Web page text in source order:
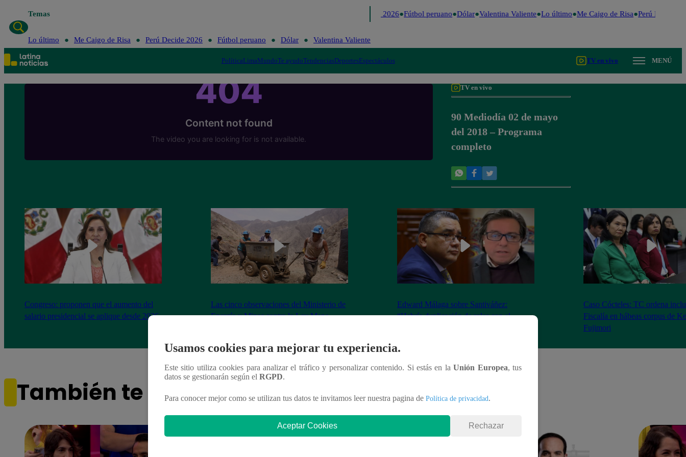
Temas Perú Decide 2026 Fútbol peruano Dólar Valentina Valiente Lo último Me Caigo de Risa Perú Decide
Lo último Me Caigo de Risa Perú Decide 2026 Fútbol peruano Dólar Valentina Valiente
PolíticaLimaMundoTe ayudoTendenciasDeportesEspectáculos TV en vivo MENÚ
TV en vivo
90 Mediodía 02 de mayo
del 2018 – Programa
completo
Congreso: proponen que el aumento del
salario presidencial se aplique desde 2026
Las cinco observaciones del Ministerio de
Energía y Minas contra la Ley Mape
Edward Málaga sobre Santiváñez:
“Habría duplicación de roles con el
Caso Cócteles: TC ordena
Fiscalía en hábeas corpus de
Fujimori
También te puede interesar
Usamos cookies para mejorar tu experiencia.
Este sitio utiliza cookies para analizar el tráfico y personalizar contenido. Si estás en laUnión Europea, tus
datos se gestionarán según el RGPD.
Para conocer mejor como se utilizan tus datos te invitamos leer nuestra pagina de Política de privacidad.
Aceptar Cookies Rechazar